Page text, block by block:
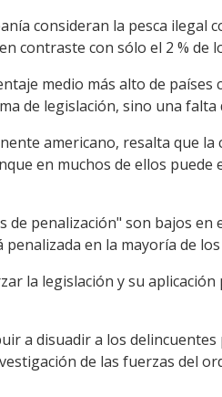
consideran la pesca ilegal
contraste con sólo el 2 % de
medio más alto de
de legislación, sino una falta
americano, resalta que
en muchos de ellos
de penalización" son bajos
en la mayoría de los
la legislación y su
a disuadir a los
de las fuerzas del